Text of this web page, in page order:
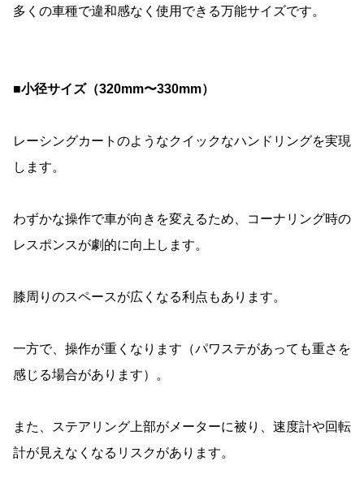
多くの車種で違和感なく使用できる万能サイズです。
■小径サイズ（320mm〜330mm）
レーシングカートのようなクイックなハンドリングを実現
します。
わずかな操作で車が向きを変えるため、コーナリング時の
レスポンスが劇的に向上します。
膝周りのスペースが広くなる利点もあります。
一方で、操作が重くなります（パワステがあっても重さを
感じる場合があります）。
また、ステアリング上部がメーターに被り、速度計や回転
計が見えなくなるリスクがあります。